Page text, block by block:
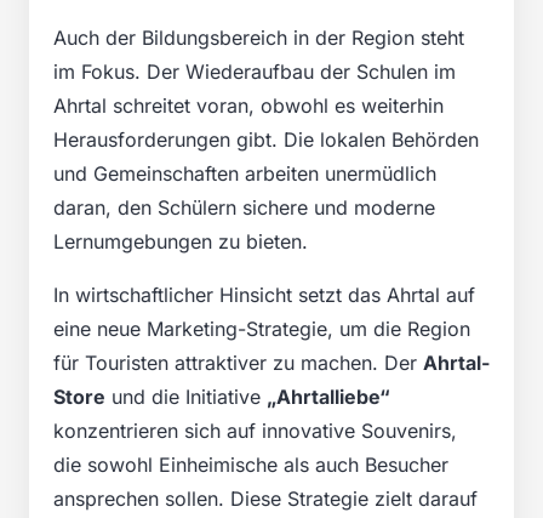
Auch der Bildungsbereich in der Region steht
im Fokus. Der Wiederaufbau der Schulen im
Ahrtal schreitet voran, obwohl es weiterhin
Herausforderungen gibt. Die lokalen Behörden
und Gemeinschaften arbeiten unermüdlich
daran, den Schülern sichere und moderne
Lernumgebungen zu bieten.
In wirtschaftlicher Hinsicht setzt das Ahrtal auf
eine neue Marketing-Strategie, um die Region
für Touristen attraktiver zu machen. Der Ahrtal-
Store und die Initiative „Ahrtalliebe“
konzentrieren sich auf innovative Souvenirs,
die sowohl Einheimische als auch Besucher
ansprechen sollen. Diese Strategie zielt darauf